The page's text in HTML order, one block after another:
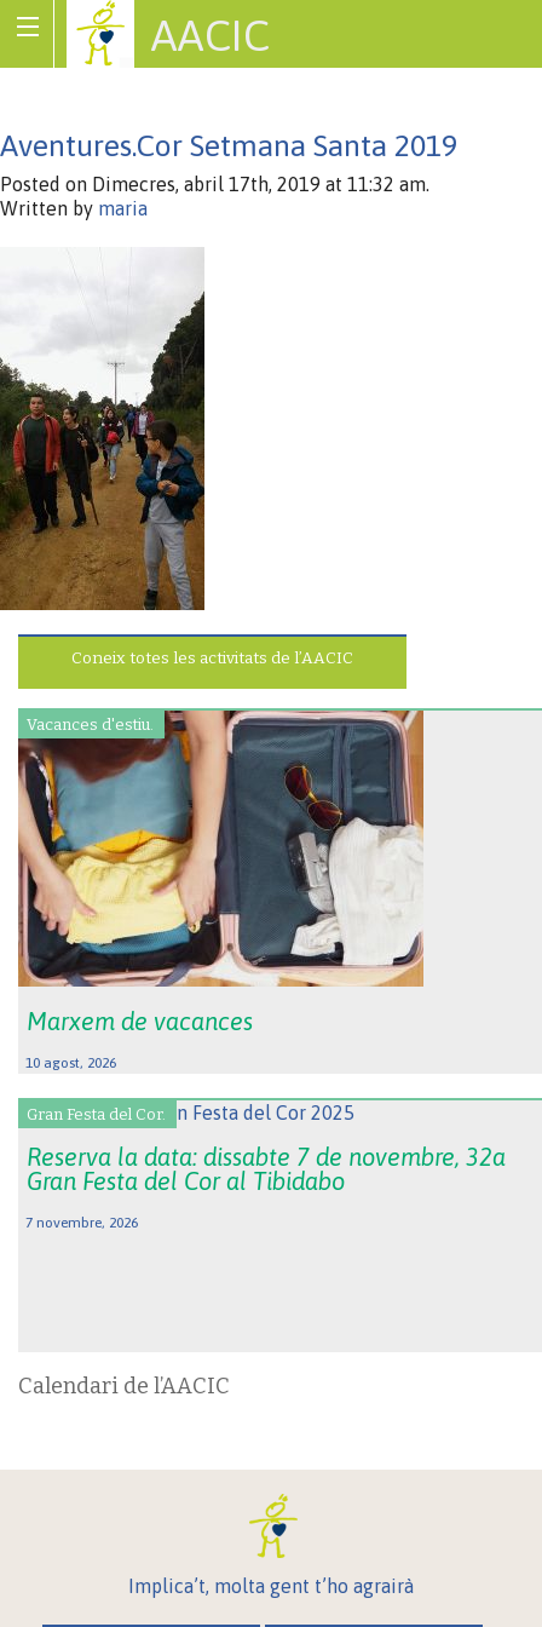
AACIC
Aventures.Cor Setmana Santa 2019
Posted on Dimecres, abril 17th, 2019 at 11:32 am.
Written by maria
Coneix totes les activitats de l’AACIC
Vacances d'estiu.
Marxem de vacances
10 agost, 2026
Gran Festa del Cor.
Reserva la data: dissabte 7 de novembre, 32a
Gran Festa del Cor al Tibidabo
7 novembre, 2026
Calendari de l’AACIC
Implica’t, molta gent t’ho agrairà